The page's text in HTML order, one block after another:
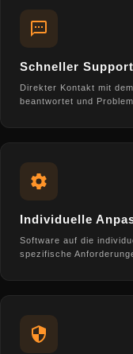
Schneller Support
Direkter Kontakt mit
beantwortet und
Individuelle
Software auf die
spezifische